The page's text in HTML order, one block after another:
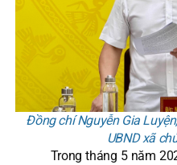
Đồng chí Nguyễn Gia
UBND xã
Trong tháng 5 năm